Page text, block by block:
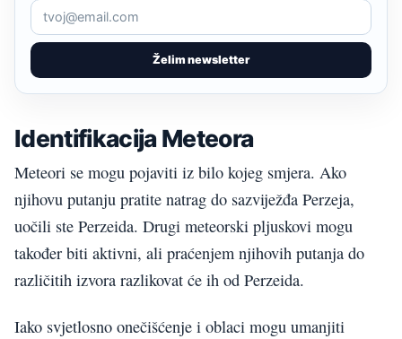
Želim newsletter
Identifikacija Meteora
Meteori se mogu pojaviti iz bilo kojeg smjera. Ako
njihovu putanju pratite natrag do sazviježđa Perzeja,
uočili ste Perzeida. Drugi meteorski pljuskovi mogu
također biti aktivni, ali praćenjem njihovih putanja do
različitih izvora razlikovat će ih od Perzeida.
Iako svjetlosno onečišćenje i oblaci mogu umanjiti